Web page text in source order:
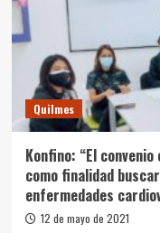
Quilmes
Konfino: “El
como finalidad
enfermedades
12 de mayo de 2021